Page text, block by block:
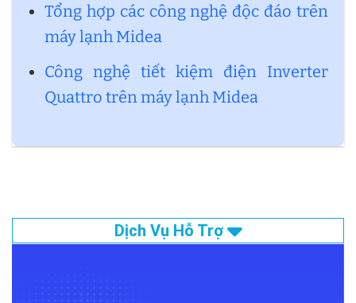
Tổng hợp các công nghệ độc đáo trên
máy lạnh Midea
Công nghệ tiết kiệm điện Inverter
Quattro trên máy lạnh Midea
Dịch Vụ Hỗ Trợ